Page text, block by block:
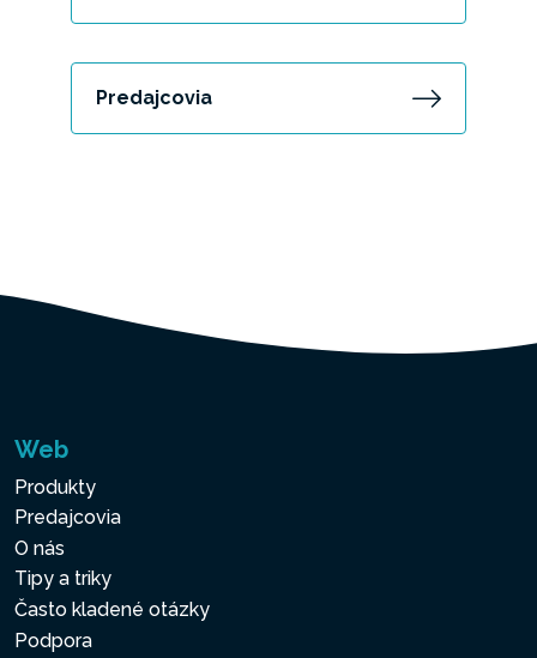
Predajcovia
Web
Produkty
Predajcovia
O nás
Tipy a triky
Často kladené otázky
Podpora